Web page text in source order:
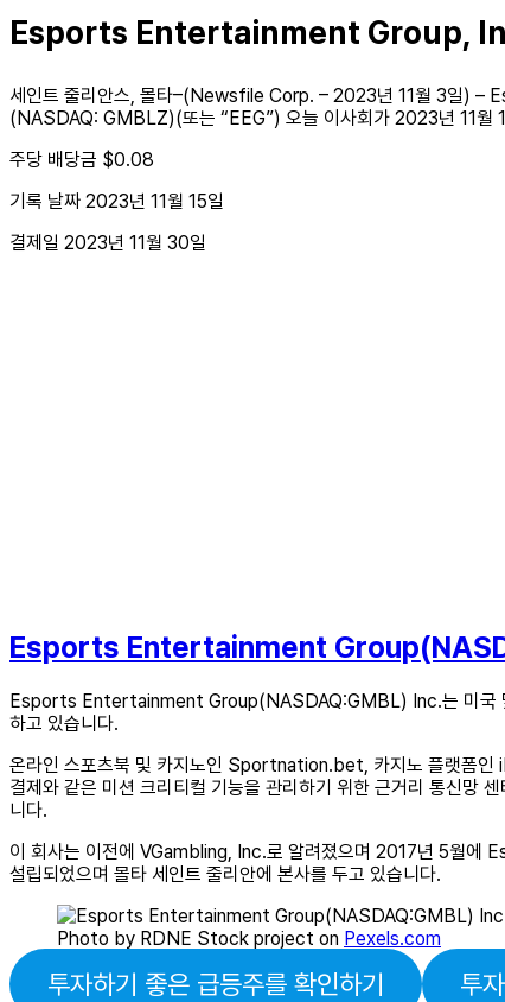
Esports Entertainment Group,
세인트 줄리안스, 몰타–(Newsfile Corp. – 2023년 11월 3일)
(NASDAQ: GMBLZ)(또는 “EEG”) 오늘 이사회가 2023년 11월
주당 배당금 $0.08
기록 날짜 2023년 11월 15일
결제일 2023년 11월 30일
Esports Entertainment
Esports Entertainment Group(NASDAQ:GMBL) Inc.는 미국 및
하고 있습니다.
온라인 스포츠북 및 카지노인 Sportnation.bet, 카지노 플랫폼인
결제와 같은 미션 크리티컬 기능을 관리하기 위한 근거리 통신망
니다.
이 회사는 이전에 VGambling, Inc.로 알려졌으며 2017년 5월
설립되었으며 몰타 세인트 줄리안에 본사를 두고 있습니다.
Photo by RDNE Stock project on Pexels.com
투자하기 좋은 급등주를 확인하기 투